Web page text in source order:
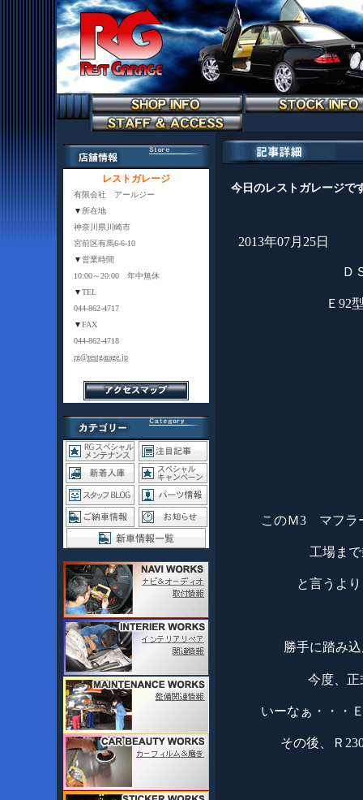
レストガレージ
有限会社 アールジー
▼ 所在地
神奈川県川崎市
宮前区有馬6-6-10
▼営業時間
10:00～20:00 年中無休
▼TEL
044-862-4717
▼FAX
044-862-4718
rg@restgarage.jp
今日のレストガレージ
2013年07月25日
Ｄ
Ｅ92
このＭ3 マフラ
工場ま
と言うよ
勝手に踏み
今度、
いーなぁ・・・
その後、Ｒ